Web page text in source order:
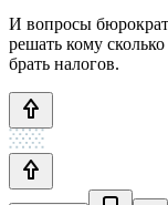
И вопросы
решать кому
брать налогов.